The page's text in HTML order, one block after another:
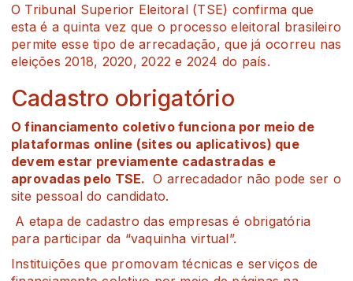
O Tribunal Superior Eleitoral (TSE) confirma que
esta é a quinta vez que o processo eleitoral brasileiro
permite esse tipo de arrecadação, que já ocorreu nas
eleições 2018, 2020, 2022 e 2024 do país.
Cadastro obrigatório
O financiamento coletivo funciona por meio de
plataformas online (sites ou aplicativos) que
devem estar previamente cadastradas e
aprovadas pelo TSE. O arrecadador não pode ser o
site pessoal do candidato.
A etapa de cadastro das empresas é obrigatória
para participar da “vaquinha virtual”.
Instituições que promovam técnicas e serviços de